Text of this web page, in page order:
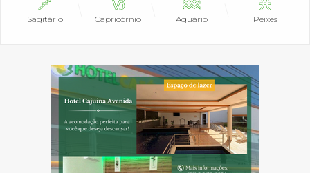
Sagitário Capricórnio Aquário Peixes